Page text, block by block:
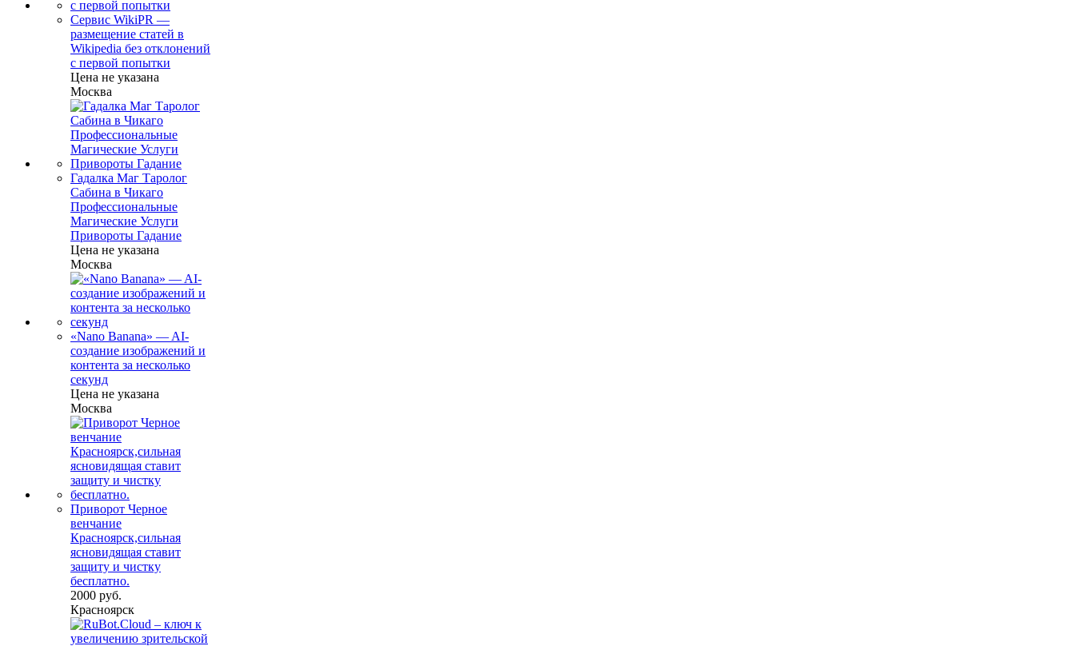
Сервис WikiPR —
размещение статей в
Wikipedia без отклонений
с первой попытки
Цена не указана
Москва
Гадалка Маг Таролог
Сабина в Чикаго
Профессиональные
Магические Услуги
Привороты Гадание
Цена не указана
Москва
«Nano Banana» — AI-
создание изображений и
контента за несколько
секунд
Цена не указана
Москва
Приворот Черное
венчание
Красноярск,сильная
ясновидящая ставит
защиту и чистку
бесплатно.
2000 руб.
Красноярск